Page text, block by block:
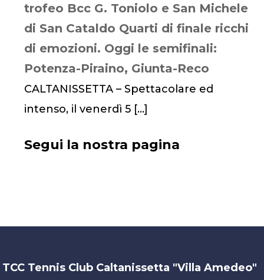
trofeo Bcc G. Toniolo e San Michele
di San Cataldo Quarti di finale ricchi
di emozioni. Oggi le semifinali:
Potenza-Piraino, Giunta-Reco
CALTANISSETTA – Spettacolare ed
intenso, il venerdì 5 […]
Segui la nostra pagina
TCC Tennis Club Caltanissetta "Villa Amedeo"